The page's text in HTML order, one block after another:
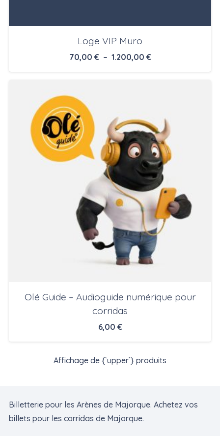
Loge VIP Muro
70,00 € – 1.200,00 €Plage
de
1.200,00 €
Olé Guide – Audioguide numérique pour
corridas
6,00 €
Affichage de {`upper`} produits
Billetterie pour les Arènes de Majorque. Achetez vos
billets pour les corridas de Majorque.